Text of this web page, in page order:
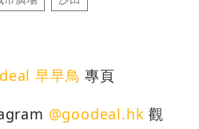
早早鳥 專頁
@goodeal.hk 觀